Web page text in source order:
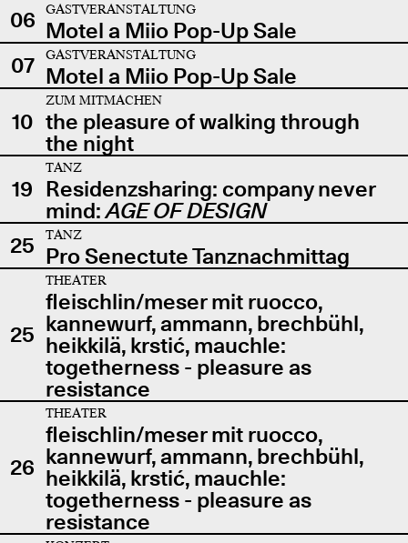
06
GASTVERANSTALTUNG
Motel a Miio Pop-Up Sale
07
GASTVERANSTALTUNG
Motel a Miio Pop-Up Sale
10
ZUM MITMACHEN
the pleasure of walking through
the night
19
TANZ
Residenzsharing: company never
mind:AGE OF DESIGN
25
TANZ
Pro Senectute Tanznachmittag
25
THEATER
fleischlin/meser mit ruocco,
kannewurf, ammann, brechbühl,
heikkilä, krstić, mauchle:
togetherness - pleasure as
resistance
26
THEATER
fleischlin/meser mit ruocco,
kannewurf, ammann, brechbühl,
heikkilä, krstić, mauchle:
togetherness - pleasure as
resistance